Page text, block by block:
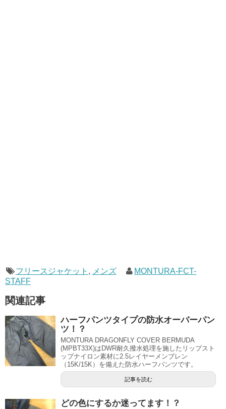
フリースジャケット , メンズ
MONTURA-FCT-
STAFF
関連記事
ハーフパンツタイプの防水オーバーパン
ツ！？
MONTURA DRAGONFLY COVER BERMUDA
(MPBT33X)はDWR耐久撥水処理を施したリップスト
ップナイロン素材に2.5レイヤーメンブレン
（15K/15K）を備えた防水ハーフパンツです。
記事を読む
どの色にするか迷ってます！？